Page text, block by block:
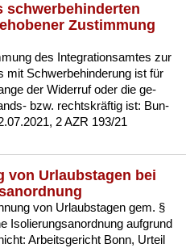
schwerbehinderten
Zustimmung
des In­te­gra­ti­ons­am­tes zur
mit Schwer­be­hin­de­rung ist für
der Wi­der­ruf oder die ge­
bzw. rechts­kräftig ist: Bun­
2 AZR 193/21
von Urlaubstagen bei
von Ur­laubs­ta­gen gem. §
Iso­lie­rungs­an­ord­nung auf­grund
Ar­beits­ge­richt Bonn, Ur­teil